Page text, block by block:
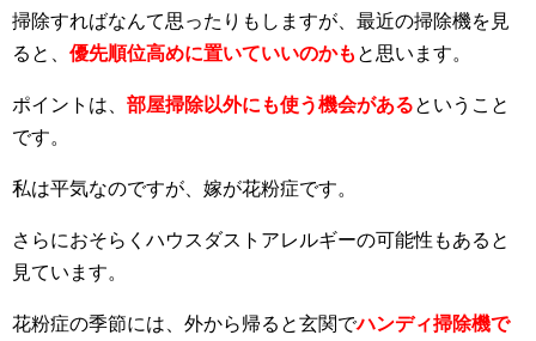
掃除すればなんて思ったりもしますが、最近の掃除機を見
ると、 優先順位高めに置いていいのかも と思います。
ポイントは、 部屋掃除以外にも使う機会があるということ
です。
私は平気なのですが、嫁が花粉症です。
さらにおそらくハウスダストアレルギーの可能性もあると
見ています。
花粉症の季節には、外から帰ると玄関でハンディ掃除機で